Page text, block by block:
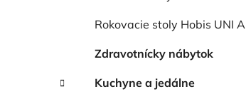
Rokovacie stoly Hobis UNI A
Zdravotnícky nábytok
Kuchyne a jedálne